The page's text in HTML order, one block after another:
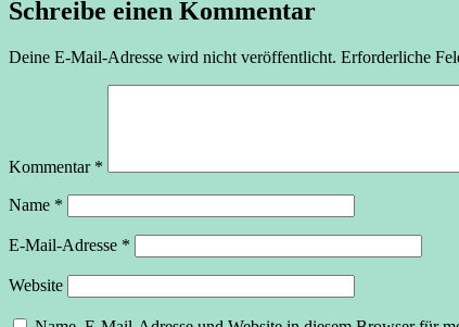
Schreibe einen Kommentar
Deine E-Mail-Adresse wird nicht veröffentlicht. Erforderliche
Kommentar *
Name *
E-Mail-Adresse *
Website